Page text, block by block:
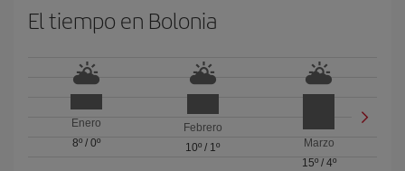
El tiempo en Bolonia
Enero
8º/ 0º
Febrero
10º / 1º
Marzo
15º/ 4º